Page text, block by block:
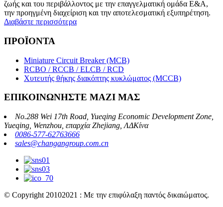
ζωής και του περιβάλλοντος με την επαγγελματική ομάδα Ε&Α,
την προηγμένη διαχείριση και την αποτελεσματική εξυπηρέτηση.
Διαβάστε περισσότερα
ΠΡΟΪΟΝΤΑ
Miniature Circuit Breaker (MCB)
RCBO / RCCB / ELCB / RCD
Χυτευτής θήκης διακόπτης κυκλώματος (MCCB)
ΕΠΙΚΟΙΝΩΝΗΣΤΕ ΜΑΖΙ ΜΑΣ
No.288 Wei 17th Road, Yueqing Economic Development Zone,
Yueqing, Wenzhou, επαρχία Zhejiang, ΛΔΚίνα
0086-577-62763666
sales@changangroup.com.cn
© Copyright 20102021 : Με την επιφύλαξη παντός δικαιώματος.